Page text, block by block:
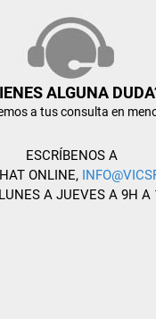
ALGUNA
a tus consulta en
ESCRÍBENOS A
ONLINE,
A JUEVES A 9H